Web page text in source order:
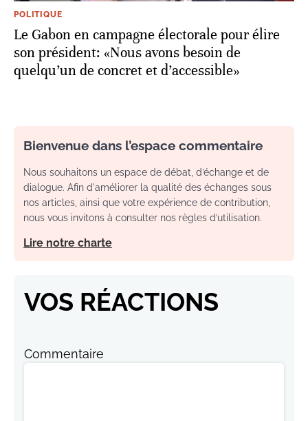
POLITIQUE
Le Gabon en campagne électorale pour élire
son président: «Nous avons besoin de
quelqu’un de concret et d’accessible»
Bienvenue dans l’espace commentaire
Nous souhaitons un espace de débat, d’échange et de
dialogue. Afin d'améliorer la qualité des échanges sous
nos articles, ainsi que votre expérience de contribution,
nous vous invitons à consulter nos règles d’utilisation.
Lire notre charte
VOS RÉACTIONS
Commentaire